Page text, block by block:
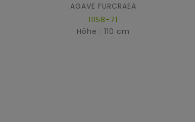
AGAVE FURCRAEA
11158-71
Höhe : 110 cm